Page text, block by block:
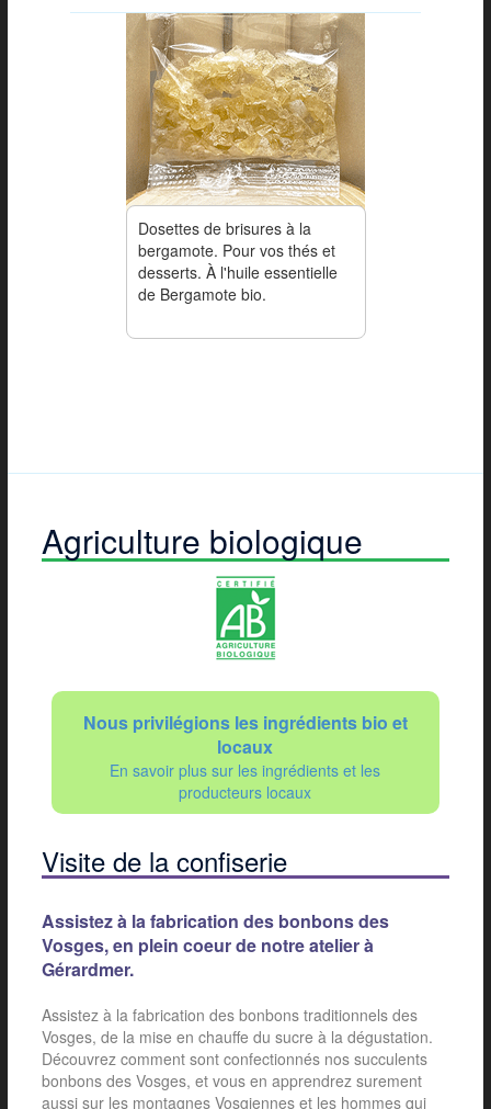
Dosettes de brisures à la
bergamote. Pour vos thés et
desserts. À l'huile essentielle
de Bergamote bio.
Agriculture biologique
Nous privilégions les ingrédients bio et
locaux
En savoir plus sur les ingrédients et les
producteurs locaux
Visite de la confiserie
Assistez à la fabrication des bonbons des
Vosges, en plein coeur de notre atelier à
Gérardmer.
Assistez à la fabrication des bonbons traditionnels des
Vosges, de la mise en chauffe du sucre à la dégustation.
Découvrez comment sont confectionnés nos succulents
bonbons des Vosges, et vous en apprendrez surement
aussi sur les montagnes Vosgiennes et les hommes qui